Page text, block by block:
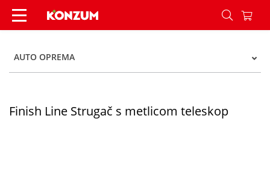
Finish Line Strugač s metlicom teleskop -
AUTO OPREMA
Finish Line Strugač s metlicom teleskop